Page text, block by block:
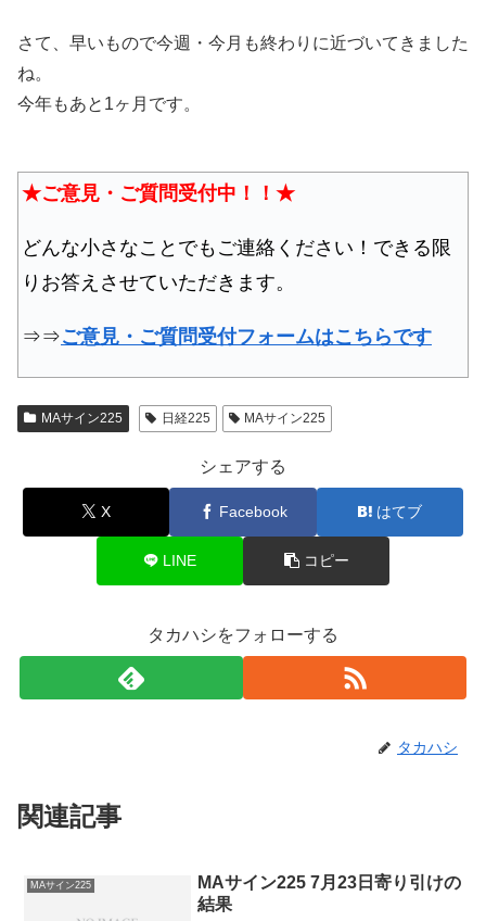
さて、早いもので今週・今月も終わりに近づいてきました
ね。
今年もあと1ヶ月です。
★ご意見・ご質問受付中！！★
どんな小さなことでもご連絡ください！できる限
りお答えさせていただきます。
⇒⇒ご意見・ご質問受付フォームはこちらです
MAサイン225 日経225 MAサイン225
シェアする
X Facebook はてブ
LINE コピー
タカハシをフォローする
タカハシ
関連記事
MAサイン225
MAサイン225 7月23日寄り引けの
結果